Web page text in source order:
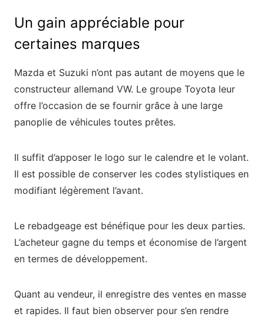
Un gain appréciable pour
certaines marques
Mazda et Suzuki n’ont pas autant de moyens que le
constructeur allemand VW. Le groupe Toyota leur
offre l’occasion de se fournir grâce à une large
panoplie de véhicules toutes prêtes.
Il suffit d’apposer le logo sur le calendre et le volant.
Il est possible de conserver les codes stylistiques en
modifiant légèrement l’avant.
Le rebadgeage est bénéfique pour les deux parties.
L’acheteur gagne du temps et économise de l’argent
en termes de développement.
Quant au vendeur, il enregistre des ventes en masse
et rapides. Il faut bien observer pour s’en rendre